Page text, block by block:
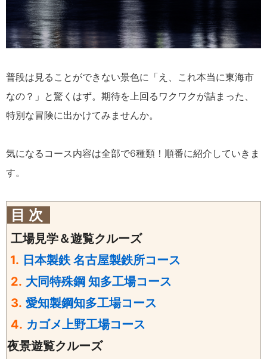
普段は見ることができない景色に「え、これ本当に東海市
なの？」と驚くはず。期待を上回るワクワクが詰まった、
特別な冒険に出かけてみませんか。
気になるコース内容は全部で6種類！順番に紹介していきま
す。
目 次
工場見学＆遊覧クルーズ
1. 日本製鉄 名古屋製鉄所コース
2. 大同特殊鋼 知多工場コース
3. 愛知製鋼知多工場コース
4. カゴメ上野工場コース
夜景遊覧クルーズ